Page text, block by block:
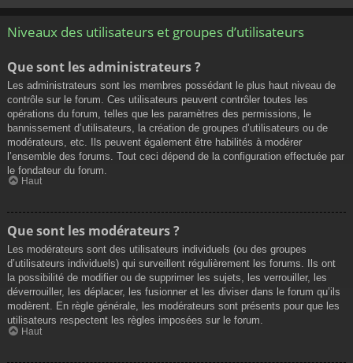
Niveaux des utilisateurs et groupes d’utilisateurs
Que sont les administrateurs ?
Les administrateurs sont les membres possédant le plus haut niveau de
contrôle sur le forum. Ces utilisateurs peuvent contrôler toutes les
opérations du forum, telles que les paramètres des permissions, le
bannissement d’utilisateurs, la création de groupes d’utilisateurs ou de
modérateurs, etc. Ils peuvent également être habilités à modérer
l’ensemble des forums. Tout ceci dépend de la configuration effectuée par
le fondateur du forum.
Haut
Que sont les modérateurs ?
Les modérateurs sont des utilisateurs individuels (ou des groupes
d’utilisateurs individuels) qui surveillent régulièrement les forums. Ils ont
la possibilité de modifier ou de supprimer les sujets, les verrouiller, les
déverrouiller, les déplacer, les fusionner et les diviser dans le forum qu’ils
modèrent. En règle générale, les modérateurs sont présents pour que les
utilisateurs respectent les règles imposées sur le forum.
Haut